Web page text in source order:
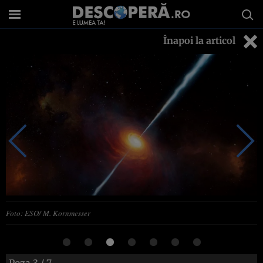
Înapoi la articol
Foto: ESO/ M. Kornmesser